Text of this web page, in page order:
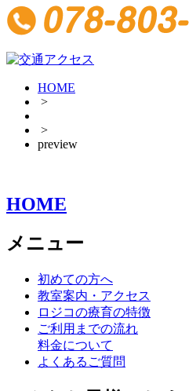
HOME
>
>
preview
HOME
メニュー
初めての方へ
教室案内・アクセス
ロジコの療育の特徴
ご利用までの流れ
料金について
よくあるご質問